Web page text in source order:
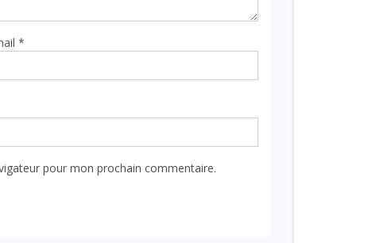
*
pour mon prochain commentaire.